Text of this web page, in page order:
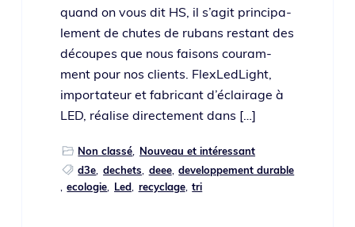
quand on vous dit HS, il s’a­git prin­ci­pa­
le­ment de chutes de rubans res­tant des
découpes que nous fai­sons cou­ram­
ment pour nos clients. FlexLedLight,
impor­ta­teur et fabri­cant d’éclairage à
LED, réa­lise direc­te­ment dans […]
Non classé
Nouveau et intéressant
d3e dechets deee, developpement durable
ecologie Led recyclage, tri